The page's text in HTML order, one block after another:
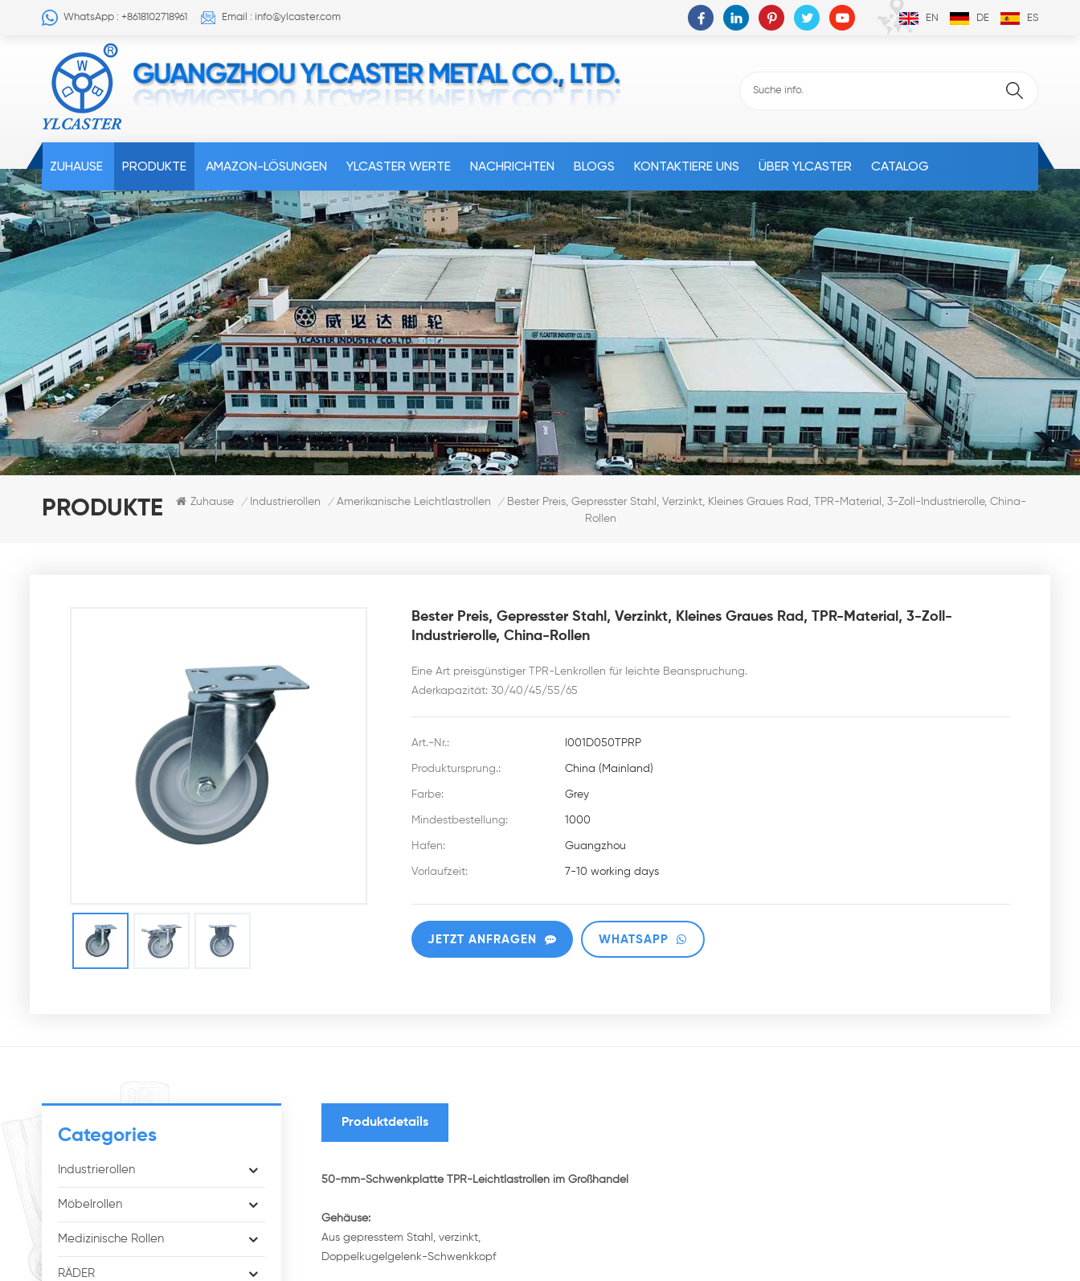
WhatsApp : +8618102718961 Email : info@ylcaster.com EN DE ES
ZUHAUSE PRODUKTE AMAZON-LÖSUNGEN YLCASTER WERTE NACHRICHTEN BLOGS KONTAKTIERE UNS ÜBER YLCASTER CATALOG
PRODUKTE Zuhause / Industrierollen / Amerikanische Leichtlastrollen /
Bester Preis, Gepresster Stahl, Verzinkt, Kleines Graues Rad, TPR-Material, 3-Zoll-Industrierolle, China-
Rollen
Bester Preis, Gepresster Stahl, Verzinkt, Kleines Graues Rad, TPR-Material, 3-Zoll-
Industrierolle, China-Rollen
Eine Art preisgünstiger TPR-Lenkrollen für leichte Beanspruchung.
Aderkapazität: 30/40/45/55/65
Art.-Nr.: I001D050TPRP
Produktursprung.: China (Mainland)
Farbe: Grey
Mindestbestellung: 1000
Hafen: Guangzhou
Vorlaufzeit: 7-10 working days
JETZT ANFRAGEN WHATSAPP
Categories
Industrierollen
Möbelrollen
Medizinische Rollen
RÄDER
Produktdetails
50-mm-Schwenkplatte TPR-Leichtlastrollen im Großhandel
Gehäuse:
Aus gepresstem Stahl, verzinkt,
Doppelkugelgelenk-Schwenkkopf